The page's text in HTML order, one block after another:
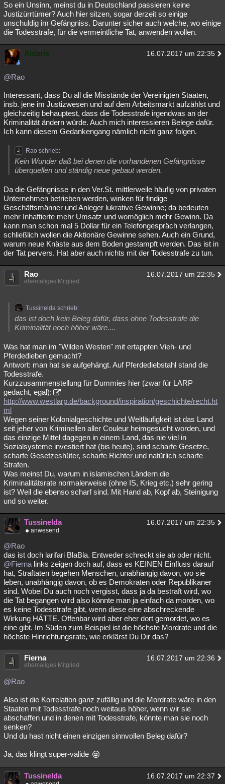
So ein Unsinn, meinst du in Deutschland passieren keine
Justizürrtümer? Auch hier sitzen, sogar derzeit so einige
unschuldig im Gefängniss. Darunter sicher auch welche, wo einige
die Todesstrafe, für die vermeintliche Tat, anwenden wollen.
Aldaris 16.07.2017 um 22:35
@Rao
Interessant, dass Du all die Misstände der Vereinigten Staaten,
insb. jene im Justizwesen und auf dem Arbeitsmarkt aufzählst und
gleichzeitig behauptest, dass die Todesstrafe irgendwas an der
Kriminalität ändern würde. Auch mich interessieren Belege dafür.
Ich kann diesem Gedankengang nämlich nicht ganz folgen.
Rao schrieb:
Kein Wunder daß bei denen die vorhandenen Gefängnisse
überquellen und ständig neue gebaut werden.
Da die Gefängnisse in den Ver.St. mittlerweile häufig von privaten
Unternehmen betrieben werden, winken für findige
Geschäftsmänner und Anleger lukrative Gewinne; da bedeuten
mehr Inhaftierte mehr Umsatz und womöglich mehr Gewinn. Da
kann man schon mal 5 Dollar für ein Telefongespräch verlangen,
schließlich wollen die Aktionäre Gewinne sehen. Auch ein Grund,
warum neue Knäste aus dem Boden gestampft werden. Das ist in
der Tat pervers. Hat aber auch nichts mit der Todesstrafe zu tun.
Rao 16.07.2017 um 22:35
ehemaliges Mitglied
Tussinelda schrieb:
das ist doch kein Beleg dafür, dass ohne Todesstrafe die
Kriminalität noch höher wäre....
Was hat man im "Wilden Westen" mit ertappten Vieh- und
Pferdedieben gemacht?
Antwort: man hat sie aufgehängt. Auf Pferdediebstahl stand die
Todesstrafe.
Kurzzusammenstellung für Dummies hier (zwar für LARP
gedacht, egal):
http://www.westlarp.de/background/inspiration/geschichte/recht.ht
ml
Wegen seiner Kolonialgeschichte und Weitläufigkeit ist das Land
seit jeher von Kriminellen aller Couleur heimgesucht worden, und
das einzige Mittel dagegen in einem Land, das nie viel in
Sozialsysteme investiert hat (bis heute), sind scharfe Gesetze,
scharfe Gesetzeshüter, scharfe Richter und natürlich scharfe
Strafen.
Was meinst Du, warum in islamischen Ländern die
Kriminalitätsrate normalerweise (ohne IS, Krieg etc.) sehr gering
ist? Weil die ebenso scharf sind. Mit Hand ab, Kopf ab, Steinigung
und so weiter.
Tussinelda 16.07.2017 um 22:35
anwesend
@Rao
das ist doch larifari BlaBla. Entweder schreckt sie ab oder nicht.
@Fierna links zeigen doch auf, dass es KEINEN Einfluss darauf
hat, Straftaten begehen Menschen, unabhängig davon, wo sie
leben, unabhängig davon, ob es Demokraten oder Republikaner
sind. Wobei Du auch noch vergisst, dass ja da bestraft wird, wo
die Tat begangen wird also könnte man ja einfach da morden, wo
es keine Todesstrafe gibt, wenn diese eine abschreckende
Wirkung HÄTTE. Offenbar wird aber eher dort gemordet, wo es
eine gibt. Im Süden zum Beispiel ist die höchste Mordrate und die
höchste Hinrichtungsrate, wie erklärst Du Dir das?
Fierna 16.07.2017 um 22:36
ehemaliges Mitglied
@Rao
Also ist die Korrelation ganz zufällig und die Mordrate wäre in den
Staaten mit Todesstrafe noch weitaus höher, wenn wir sie
abschaffen und in denen mit Todesstrafe, könnte man sie noch
senken?
Und du hast nicht einen einzigen sinnvollen Beleg dafür?
Ja, das klingt super-valide
Tussinelda 16.07.2017 um 22:37